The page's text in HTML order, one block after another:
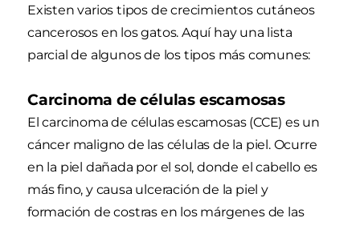
Existen varios tipos de crecimientos cutáneos
cancerosos en los gatos. Aquí hay una lista
parcial de algunos de los tipos más comunes:
Carcinoma de células escamosas
El carcinoma de células escamosas (CCE) es un
cáncer maligno de las células de la piel. Ocurre
en la piel dañada por el sol, donde el cabello es
más fino, y causa ulceración de la piel y
formación de costras en los márgenes de las